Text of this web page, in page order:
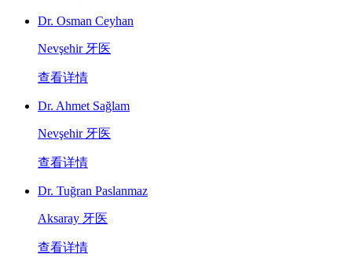
Dr. Osman Ceyhan
Nevşehir 牙医
查看详情
Dr. Ahmet Sağlam
Nevşehir 牙医
查看详情
Dr. Tuğran Paslanmaz
Aksaray 牙医
查看详情